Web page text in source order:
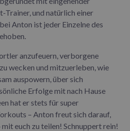
Trainer, und natürlich einer
Anton ist jeder Einzelne des
anzufeuern, verborgene
wecken und mitzuerleben, wie
auspowern, über sich
Erfolge mit nach Hause
hat er stets für super
– Anton freut sich darauf,
euch zu teilen! Schnuppert rein!